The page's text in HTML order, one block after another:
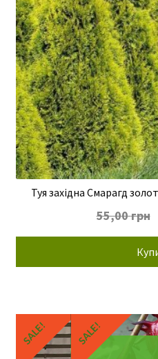
Туя західна Смарагд
55,00грн
SALE! SALE!